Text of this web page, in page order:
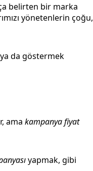
belirten bir marka
yönetenlerin çoğu,
da göstermek
ama kampanya fiyat
yapmak, gibi